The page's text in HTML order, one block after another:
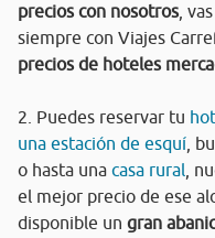
precios con nosotros,
siempre con Viajes
precios de hoteles
2. Puedes reservar tu
una estación de esquí ,
o hasta una casa rural ,
el mejor precio de ese
disponible un gran